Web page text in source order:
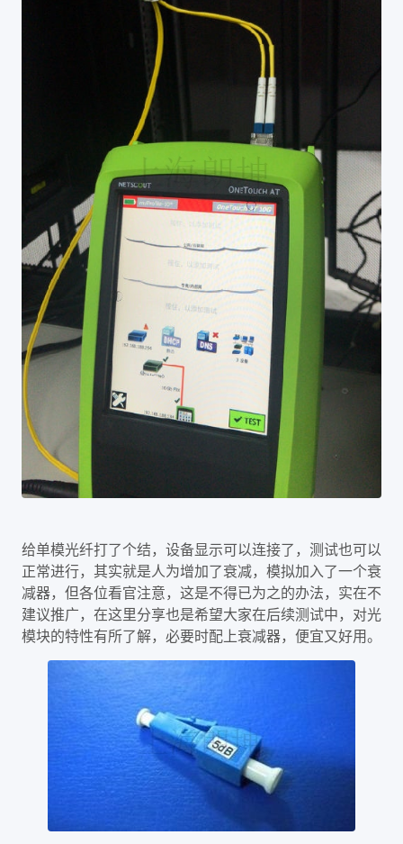
给单模光纤打了个结，设备显示可以连接了，测试也可以
正常进行，其实就是人为增加了衰减，模拟加入了一个衰
减器，但各位看官注意，这是不得已为之的办法，实在不
建议推广，在这里分享也是希望大家在后续测试中，对光
模块的特性有所了解，必要时配上衰减器，便宜又好用。